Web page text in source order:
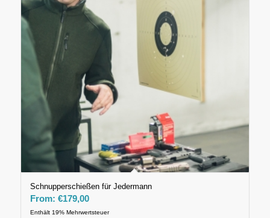
Schnupperschießen für Jedermann
From: €179,00
Enthält 19% Mehrwertsteuer